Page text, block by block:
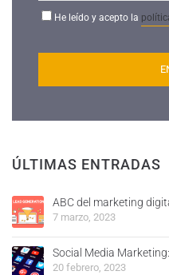
He leído y acepto la
ÚLTIMAS ENTRADAS
ABC del marketing
7 marzo, 2023
Social Media
20 febrero, 2023